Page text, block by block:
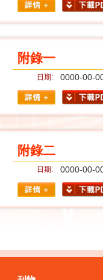
附錄一
日期: 0000-00-
附錄二
日期: 0000-00-